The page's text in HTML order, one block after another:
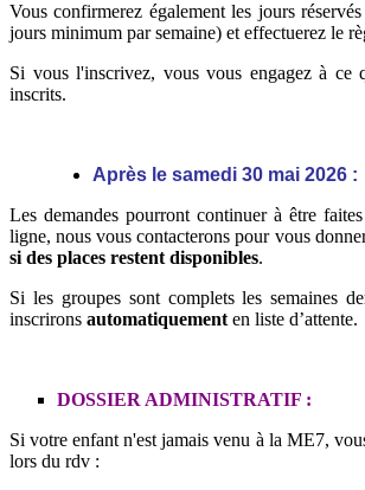
Vous confirmerez également les jours
jours minimum par semaine) et effectuerez le
Si vous l'inscrivez, vous vous engagez à ce
inscrits.
Après le samedi 30 mai 2026 :
Les demandes pourront continuer à être
ligne, nous vous contacterons pour vous
si des places restent disponibles.
Si les groupes sont complets les semaines
inscrirons automatiquement en liste d’attente.
DOSSIER ADMINISTRATIF :
Si votre enfant n'est jamais venu à la ME7,
lors du rdv :